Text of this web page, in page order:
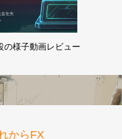
の様子動画レビュー
からFX